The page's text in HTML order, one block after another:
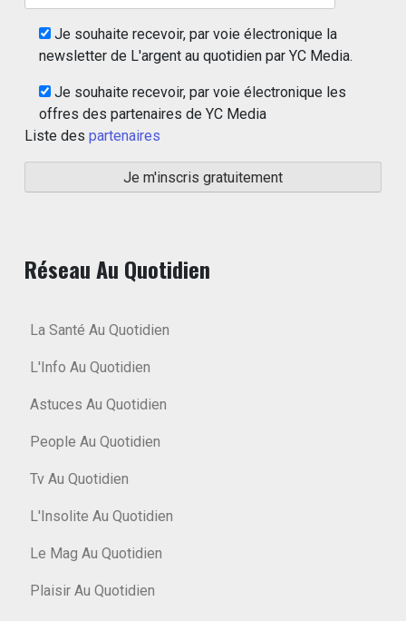
Je souhaite recevoir, par voie électronique la
newsletter de L'argent au quotidien par YC Media.
Je souhaite recevoir, par voie électronique les
offres des partenaires de YC Media
Liste des partenaires
Réseau Au Quotidien
La Santé Au Quotidien
L'Info Au Quotidien
Astuces Au Quotidien
People Au Quotidien
Tv Au Quotidien
L'Insolite Au Quotidien
Le Mag Au Quotidien
Plaisir Au Quotidien